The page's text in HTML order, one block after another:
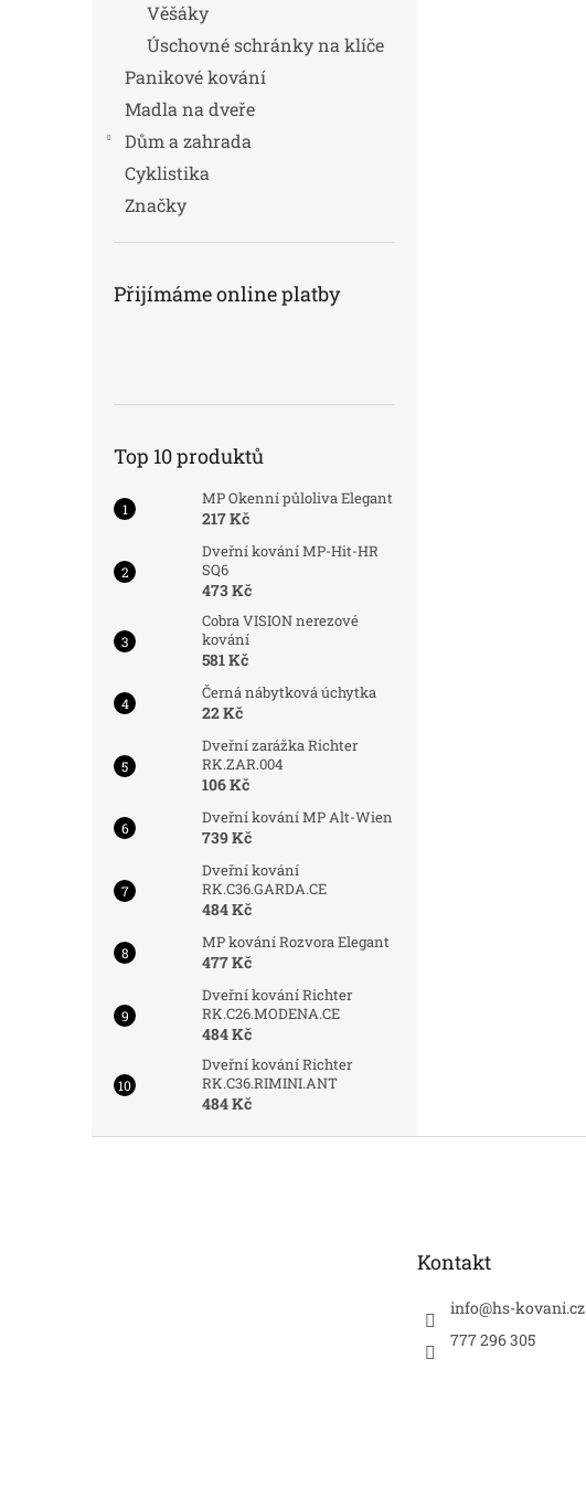
Věšáky
Úschovné schránky na klíče
Panikové kování
Madla na dveře
Dům a zahrada
Cyklistika
Značky
Přijímáme online platby
Top 10 produktů
MP Okenní půloliva Elegant
217 Kč
Dveřní kování MP-Hit-HR
SQ6
473 Kč
Cobra VISION nerezové
kování
581 Kč
Černá nábytková úchytka
22 Kč
Dveřní zarážka Richter
RK.ZAR.004
106 Kč
Dveřní kování MP Alt-Wien
739 Kč
Dveřní kování
RK.C36.GARDA.CE
484 Kč
MP kování Rozvora Elegant
477 Kč
Dveřní kování Richter
RK.C26.MODENA.CE
484 Kč
Dveřní kování Richter
RK.C36.RIMINI.ANT
484 Kč
Kontakt
info@hs-kovani.cz
777 296 305